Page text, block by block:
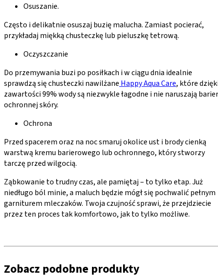
Osuszanie.
Często i delikatnie osuszaj buzię malucha. Zamiast pocierać,
przykładaj miękką chusteczkę lub pieluszkę tetrową.
Oczyszczanie
Do przemywania buzi po posiłkach i w ciągu dnia idealnie
sprawdzą się chusteczki nawilżane Happy Aqua Care, które
zawartości 99% wody są niezwykle łagodne i nie naruszają
ochronnej skóry.
Ochrona
Przed spacerem oraz na noc smaruj okolice ust i brody cienką
warstwą kremu barierowego lub ochronnego, który stworzy
tarczę przed wilgocią.
Ząbkowanie to trudny czas, ale pamiętaj – to tylko etap. Już
niedługo ból minie, a maluch będzie mógł się pochwalić pełnym
garniturem mleczaków. Twoja czujność sprawi, że przejdziecie
przez ten proces tak komfortowo, jak to tylko możliwe.
Zobacz podobne produkty